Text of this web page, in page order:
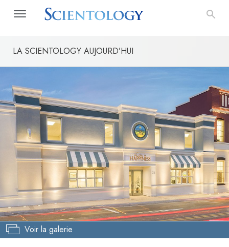
LA SCIENTOLOGY AUJOURD’HUI
Voir la galerie